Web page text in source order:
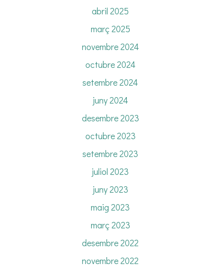
abril 2025
març 2025
novembre 2024
octubre 2024
setembre 2024
juny 2024
desembre 2023
octubre 2023
setembre 2023
juliol 2023
juny 2023
maig 2023
març 2023
desembre 2022
novembre 2022